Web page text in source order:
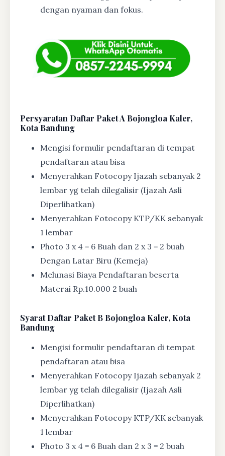
dengan nyaman dan fokus.
Persyaratan Daftar Paket A Bojongloa Kaler,
Kota Bandung
Mengisi formulir pendaftaran di tempat
pendaftaran atau bisa
Menyerahkan Fotocopy Ijazah sebanyak 2
lembar yg telah dilegalisir (Ijazah Asli
Diperlihatkan)
Menyerahkan Fotocopy KTP/KK sebanyak
1 lembar
Photo 3 x 4 = 6 Buah dan 2 x 3 = 2 buah
Dengan Latar Biru (Kemeja)
Melunasi Biaya Pendaftaran beserta
Materai Rp.10.000 2 buah
SyaratDaftar Paket B Bojongloa Kaler, Kota
Bandung
Mengisi formulir pendaftaran di tempat
pendaftaran atau bisa
Menyerahkan Fotocopy Ijazah sebanyak 2
lembar yg telah dilegalisir (Ijazah Asli
Diperlihatkan)
Menyerahkan Fotocopy KTP/KK sebanyak
1 lembar
Photo 3 x 4 = 6 Buah dan 2 x 3 = 2 buah